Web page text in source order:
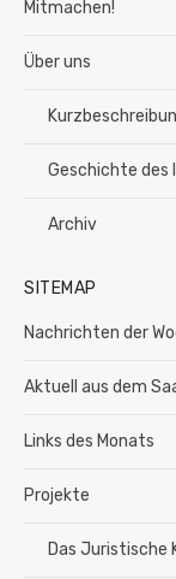
Mitmachen!
Über uns
Geschichte
Archiv
SITEMAP
Nachrichten der
Aktuell aus dem
Links des Monats
Projekte
Das Juristische